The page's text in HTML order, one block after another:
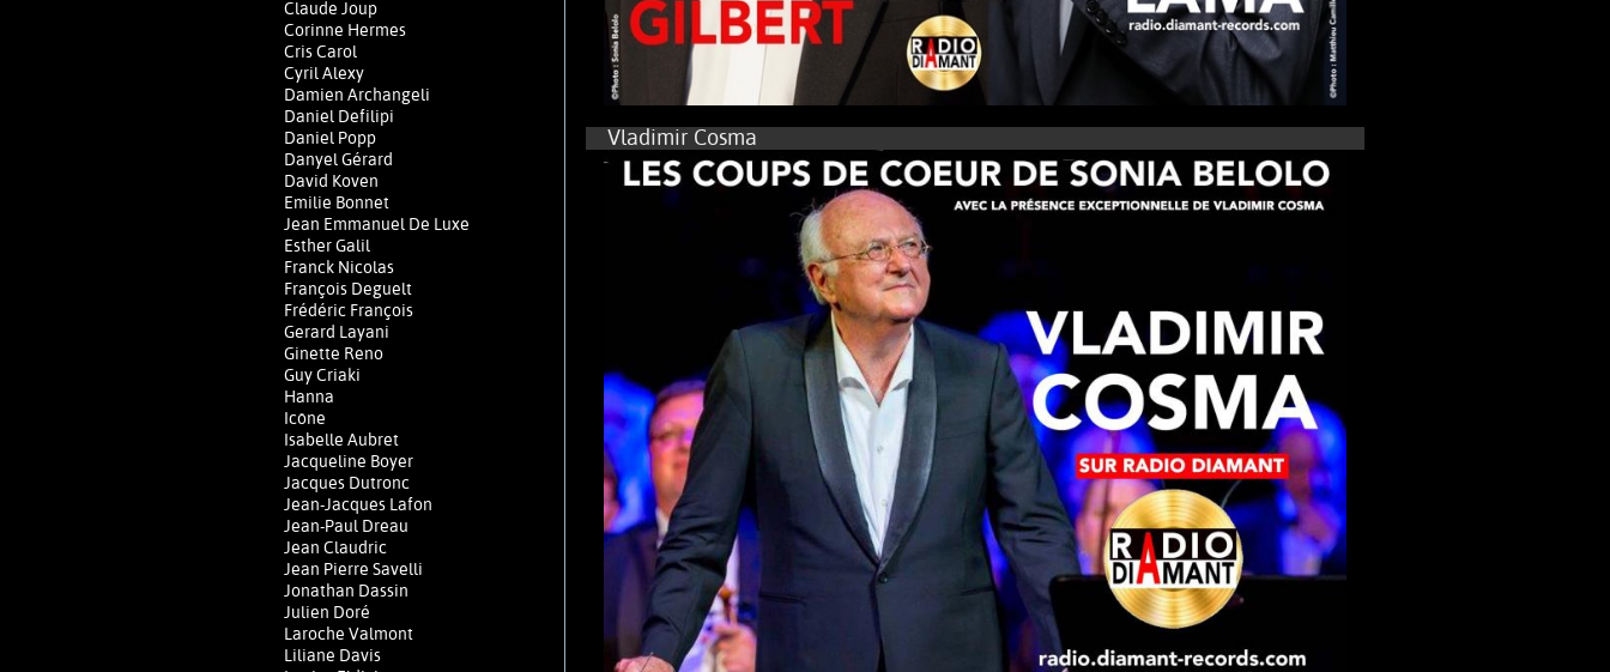
Claude Joup
Corinne Hermes
Cris Carol
Cyril Alexy
Damien Archangeli
Daniel Defilipi
Daniel Popp
Danyel Gérard
David Koven
Emilie Bonnet
Jean Emmanuel De Luxe
Esther Galil
Franck Nicolas
François Deguelt
Frédéric François
Gerard Layani
Ginette Reno
Guy Criaki
Hanna
Icône
Isabelle Aubret
Jacqueline Boyer
Jacques Dutronc
Jean-Jacques Lafon
Jean-Paul Dreau
Jean Claudric
Jean Pierre Savelli
Jonathan Dassin
Julien Doré
Laroche Valmont
Liliane Davis
Vladimir Cosma